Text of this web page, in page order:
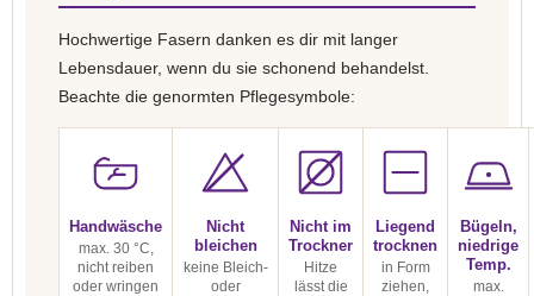
Hochwertige Fasern danken es dir mit langer
Lebensdauer, wenn du sie schonend behandelst.
Beachte die genormten Pflegesymbole:
Handwäsche
max. 30 °C,
nicht reiben
oder wringen
Nicht
bleichen
keine Bleich-
oder
Nicht im
Trockner
Hitze
lässt die
Liegend
trocknen
in Form
ziehen,
Bügeln,
niedrige
Temp.
max.